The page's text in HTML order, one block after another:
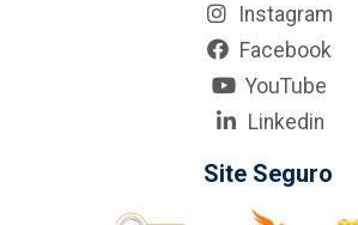
Instagram
Facebook
YouTube
Linkedin
Site Seguro